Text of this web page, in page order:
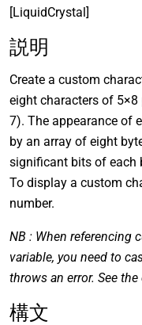
[LiquidCrystal]
説明
Create a custom
eight characters of 5×8
7). The appearance of
by an array of eight
significant bits of each
To display a custom
number.
NB : When referencing
variable, you need to
throws an error. See
構文